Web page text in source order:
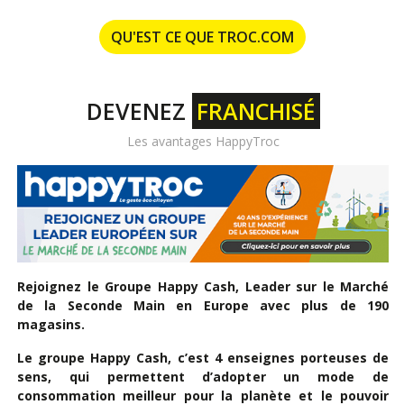
QU'EST CE QUE TROC.COM
DEVENEZ FRANCHISÉ
Les avantages HappyTroc
Rejoignez le Groupe Happy Cash, Leader sur le Marché
de la Seconde Main en Europe avec plus de 190
magasins.
Le groupe Happy Cash, c’est 4 enseignes porteuses de
sens, qui permettent d’adopter un mode de
consommation meilleur pour la planète et le pouvoir